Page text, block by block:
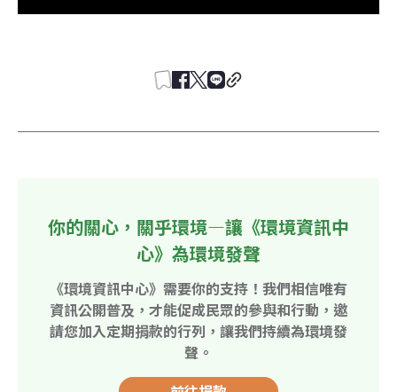
你的關心，關乎環境—讓《環境資訊中
心》為環境發聲
《環境資訊中心》需要你的支持！我們相信唯有
資訊公開普及，才能促成民眾的參與和行動，邀
請您加入定期捐款的行列，讓我們持續為環境發
聲。